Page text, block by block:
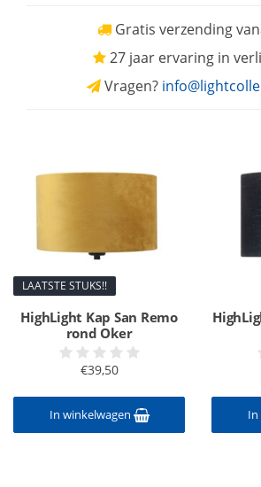
Gratis verzending
27 jaar ervaring in
Vragen?
LAATSTE STUKS!!
HighLight Kap San Remo
rond Oker
€39,50
In winkelwagen In